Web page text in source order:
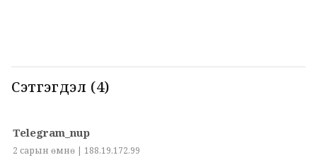
Сэтгэгдэл (4)
Telegram_nup
2 сарын өмнө | 188.19.172.99